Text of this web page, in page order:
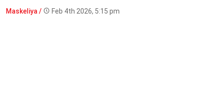
Maskeliya / Feb 4th 2026, 5:15 pm